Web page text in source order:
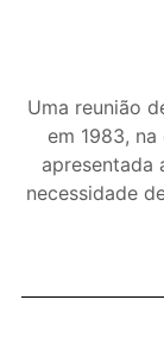
Uma reunião
em 1983,
apresentada
necessidade